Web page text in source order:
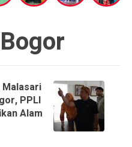
PPLI
Alam